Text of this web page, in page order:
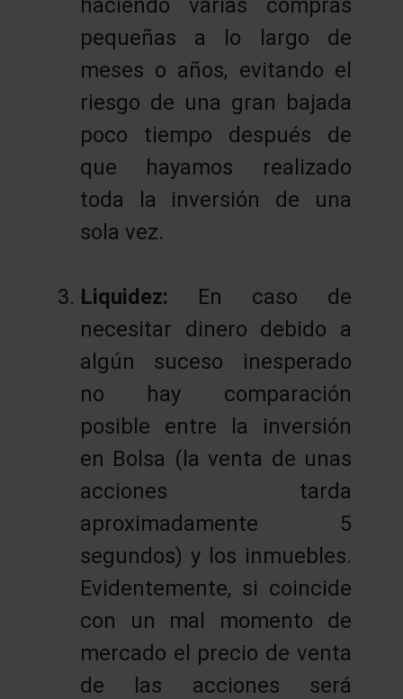
haciendo varias compras
pequeñas a lo largo de
meses o años, evitando el
riesgo de una gran bajada
poco tiempo después de
que hayamos realizado
toda la inversión de una
sola vez.
Liquidez: En caso de
necesitar dinero debido a
algún suceso inesperado
no hay comparación
posible entre la inversión
en Bolsa (la venta de unas
acciones tarda
aproximadamente 5
segundos) y los inmuebles.
Evidentemente, si coincide
con un mal momento de
mercado el precio de venta
de las acciones será